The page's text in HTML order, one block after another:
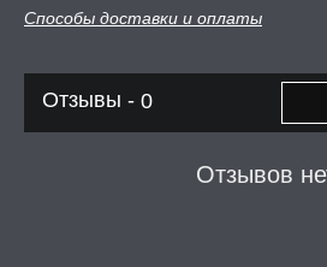
Способы доставки и оплаты
Отзывы - 0
Отзывов